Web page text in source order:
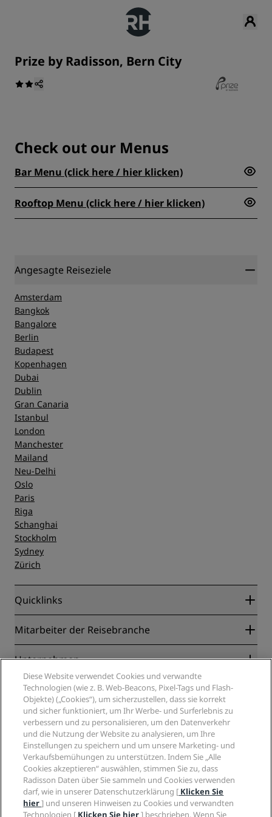
Prize by Radisson, Bern City
Check out our Menus
Bar Menu (click here / hier klicken)
Rooftop Menu (click here / hier klicken)
Angesagte Reiseziele
Amsterdam
Bangkok
Bangalore
Berlin
Budapest
Kopenhagen
Dubai
Dublin
Gran Canaria
Istanbul
London
Manchester
Mailand
Neu-Delhi
Oslo
Paris
Riga
Schanghai
Stockholm
Sydney
Zürich
Quicklinks
Radisson Rewards
Blog
Neue und aufstrebende Hotels
Radisson Hotels APP
„Sports Approved“-Hotels
Familienfreundliche Hotels
Gesundheit & Sicherheit
Mitarbeiter der Reisebranche
Partner
Reisebüros
Unternehmen
Radisson Hotel Group
Medien
Karriere RHG
Karriere PPHE
Karrieren EHL
The Club by RHG
Entwicklungsmöglichkeiten
Responsible Business – Unser Engagement
Einkauf
Rechtliches
Privacy Centre
Rechtliche Hinweise
Radisson Rewards Geschäftsbedingungen
Website-Nutzungsvereinbarung
Digitale Barrierefreiheit
Moderne Sklaverei – Erklärung
Hilfe
Verbrauchermeldungen
Kontakt
FAQ
Inhaltsübersicht
Soziale Medien
Marken von Radisson Hotels
Diese Website verwendet Cookies und verwandte
Technologien (wie z. B. Web-Beacons, Pixel-Tags und Flash-
Objekte) („Cookies“), um sicherzustellen, dass sie korrekt
und sicher funktioniert, um Ihr Werbe- und Surferlebnis zu
verbessern und zu personalisieren, um den Datenverkehr
und die Nutzung der Website zu analysieren, um Ihre
Einstellungen zu speichern und um unsere Marketing- und
Verkaufsbemühungen zu unterstützen. Indem Sie „Alle
Cookies akzeptieren“ auswählen, stimmen Sie zu, dass
Radisson Daten über Sie sammeln und Cookies verwenden
darf, wie in unserer Datenschutzerklärung [ Klicken Sie
hier] und unseren Hinweisen zu Cookies und verwandten
Technologien [ Klicken Sie hier] beschrieben. Wenn Sie